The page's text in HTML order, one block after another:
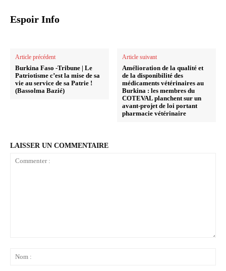
Espoir Info
Article précédent
Burkina Faso -Tribune | Le
Patriotisme c’est la mise de sa
vie au service de sa Patrie !
(Bassolma Bazié)
Article suivant
Amélioration de la qualité et
de la disponibilité des
médicaments vétérinaires au
Burkina : les membres du
COTEVAL planchent sur un
avant-projet de loi portant
pharmacie vétérinaire
LAISSER UN COMMENTAIRE